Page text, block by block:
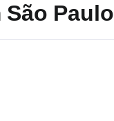
Paulo